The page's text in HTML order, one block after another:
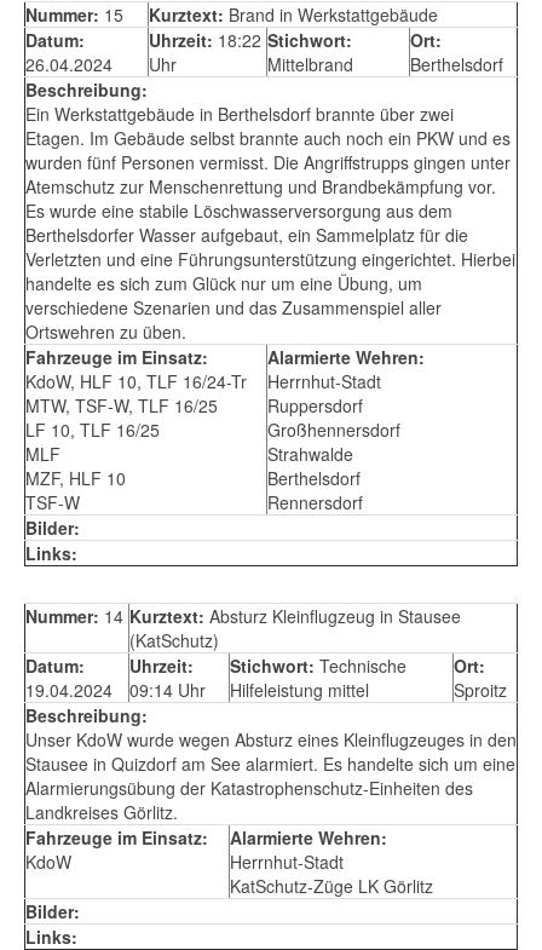
Nummer: 15 Kurztext: Brand in Werkstattgebäude
Datum:
26.04.2024
Uhrzeit: 18:22
Uhr
Stichwort:
Mittelbrand
Ort:
Berthelsdorf
Beschreibung:
Ein Werkstattgebäude in Berthelsdorf brannte über zwei
Etagen. Im Gebäude selbst brannte auch noch ein PKW und es
wurden fünf Personen vermisst. Die Angriffstrupps gingen unter
Atemschutz zur Menschenrettung und Brandbekämpfung vor.
Es wurde eine stabile Löschwasserversorgung aus dem
Berthelsdorfer Wasser aufgebaut, ein Sammelplatz für die
Verletzten und eine Führungsunterstützung eingerichtet. Hierbei
handelte es sich zum Glück nur um eine Übung, um
verschiedene Szenarien und das Zusammenspiel aller
Ortswehren zu üben.
Fahrzeuge im Einsatz:
KdoW, HLF 10, TLF 16/24-Tr
MTW, TSF-W, TLF 16/25
LF 10, TLF 16/25
MLF
MZF, HLF 10
TSF-W
Alarmierte Wehren:
Herrnhut-Stadt
Ruppersdorf
Großhennersdorf
Strahwalde
Berthelsdorf
Rennersdorf
Bilder:
Links:
Nummer: 14 Kurztext: Absturz Kleinflugzeug in Stausee
(KatSchutz)
Datum:
19.04.2024
Uhrzeit:
09:14 Uhr
Stichwort: Technische
Hilfeleistung mittel
Ort:
Sproitz
Beschreibung:
Unser KdoW wurde wegen Absturz eines Kleinflugzeuges in den
Stausee in Quizdorf am See alarmiert. Es handelte sich um eine
Alarmierungsübung der Katastrophenschutz-Einheiten des
Landkreises Görlitz.
Fahrzeuge im Einsatz:
KdoW
Alarmierte Wehren:
Herrnhut-Stadt
KatSchutz-Züge LK Görlitz
Bilder:
Links: